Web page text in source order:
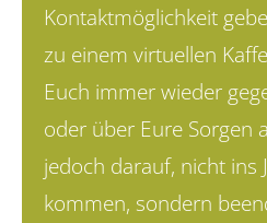
Kontaktmöglichkeit
zu einem virtuellen
Euch immer wieder
oder über Eure Sorgen
jedoch darauf, nicht ins
kommen, sondern